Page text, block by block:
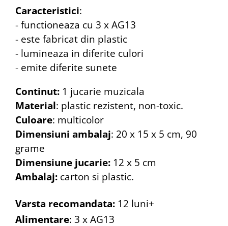
Caracteristici:
- functioneaza cu 3 x AG13
- este fabricat din plastic
- lumineaza in diferite culori
- emite diferite sunete
Continut: 1 jucarie muzicala
Material: plastic rezistent, non-toxic.
Culoare: multicolor
Dimensiuni ambalaj: 20 x 15 x 5 cm, 90
grame
Dimensiune jucarie: 12 x 5 cm
Ambalaj: carton si plastic.
Varsta recomandata: 12 luni+
Alimentare: 3 x AG13